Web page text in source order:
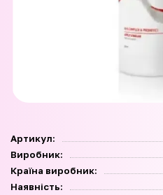
Артикул:
Виробник:
Країна виробник:
Наявність: